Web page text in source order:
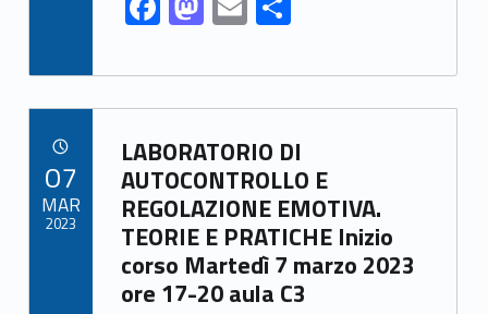
k
ac
e
b
o
o
k
as
to
d
o
n
m
ai
l
n
di
vi
di
Link identifier archive #link-archive-64463
LABORATORIO DI
AUTOCONTROLLO E
REGOLAZIONE EMOTIVA.
TEORIE E PRATICHE Inizio
corso Martedì 7 marzo 2023
ore 17-20 aula C3
07
MAR
2023